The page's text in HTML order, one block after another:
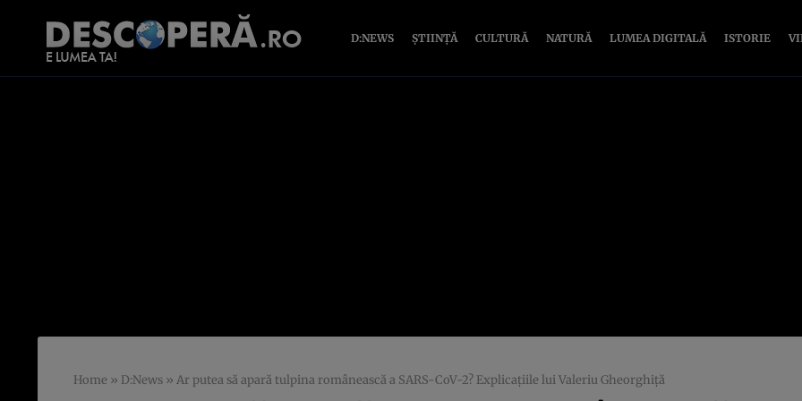
D:NEWS ȘTIINȚĂ CULTURĂ NATURĂ LUMEA DIGITALĂ ISTORIE
Home » D:News » Ar putea să apară tulpina românească a SARS-CoV-2? Explicațiile lui Valeriu Gheorghiţă